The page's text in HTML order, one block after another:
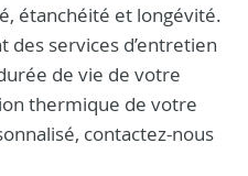
étanchéité et longévité.
des services d’entretien
de vie de votre
thermique de votre
contactez-nous